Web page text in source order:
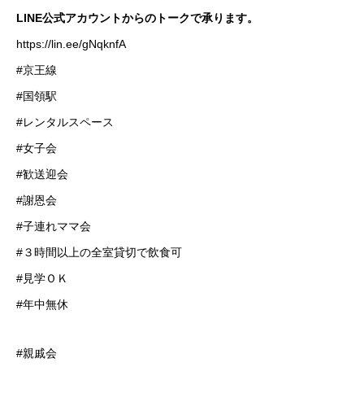
LINE公式アカウントからのトークで承ります。
https://lin.ee/gNqknfA
#京王線
#国領駅
#レンタルスペース
#女子会
#歓送迎会
#謝恩会
#子連れママ会
#３時間以上の全室貸切で飲食可
#見学ＯＫ
#年中無休
#親戚会